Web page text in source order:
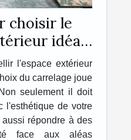
choisir le
idéal
maison
l'espace extérieur
du carrelage joue
seulement il doit
l'esthétique de votre
répondre à des
face aux aléas